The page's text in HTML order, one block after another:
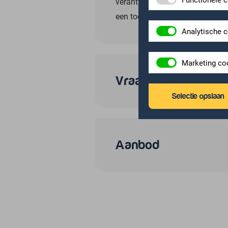
een toekomstbestendige
Vraag
Aanbod
Analytische
Marketing
Selectie opslaan